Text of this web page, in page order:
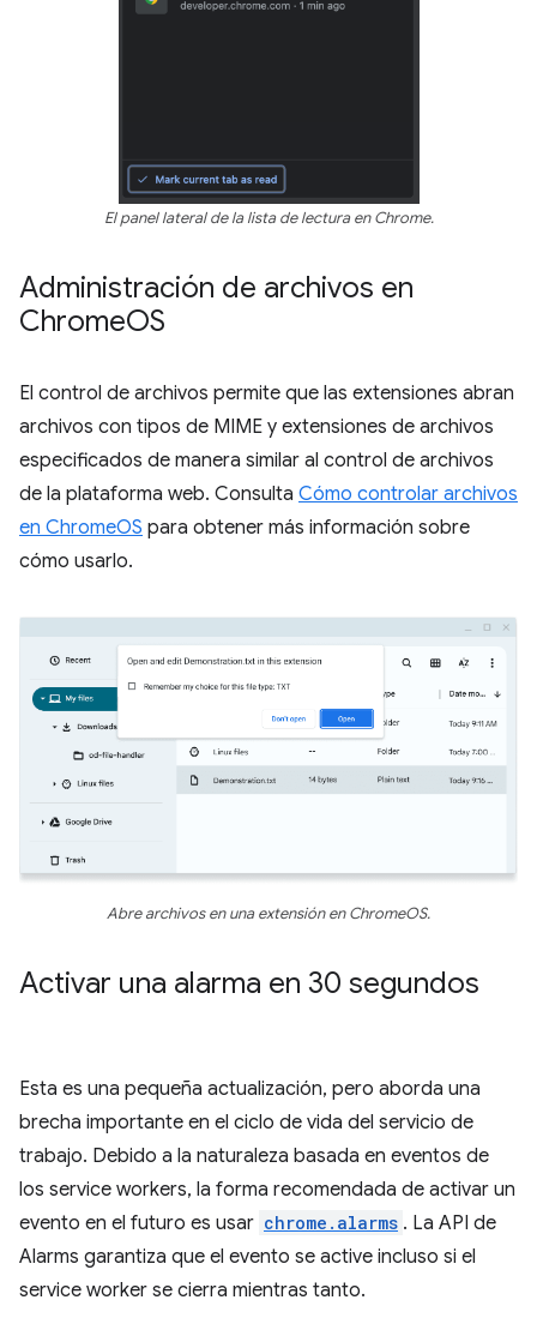
El panel lateral de la lista de lectura en Chrome.
Administración de archivos en
ChromeOS
El control de archivos permite que las extensiones abran
archivos con tipos de MIME y extensiones de archivos
especificados de manera similar al control de archivos
de la plataforma web. Consulta Cómo controlar archivos
en ChromeOS para obtener más información sobre
cómo usarlo.
Abre archivos en una extensión en ChromeOS.
Activar una alarma en 30 segundos
Esta es una pequeña actualización, pero aborda una
brecha importante en el ciclo de vida del servicio de
trabajo. Debido a la naturaleza basada en eventos de
los service workers, la forma recomendada de activar un
evento en el futuro es usar chrome.alarms . La API de
Alarms garantiza que el evento se active incluso si el
service worker se cierra mientras tanto.